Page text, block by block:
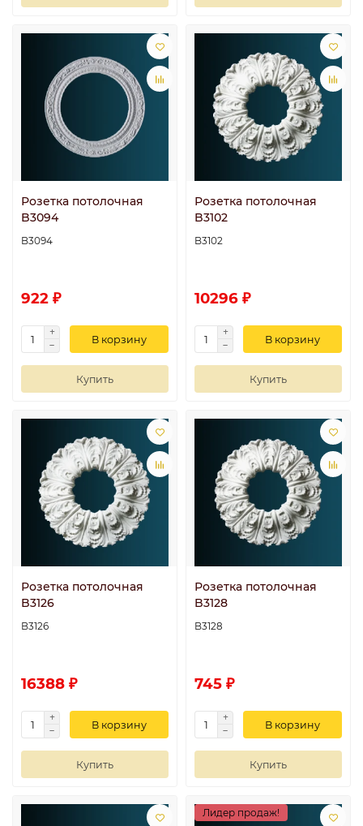
Розетка потолочная
B3094
B3094
922 ₽
В корзину
Купить
Розетка потолочная
B3102
B3102
10296 ₽
В корзину
Купить
Розетка потолочная
B3126
B3126
16388 ₽
В корзину
Купить
Розетка потолочная
B3128
B3128
745 ₽
В корзину
Купить
Лидер продаж!